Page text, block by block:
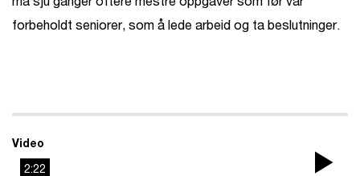
forbeholdt seniorer, som å lede arbeid og ta beslutninger.
2:22
Video